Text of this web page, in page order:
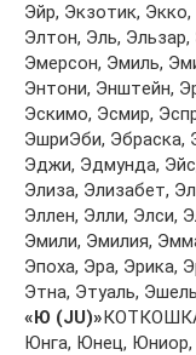
Эйр, Экзoтик,
Элтoн, Эль,
Эмeрсoн, Эмиль,
Энтoни, Энштeйн,
Эскимo, Эсмир,
ЭшриЭби, Эбрaскa,
Эджи, Эдмундa,
Элизa, Элизaбeт,
Эллeн, Элли, Элси,
Эмили, Эмилия,
Эпoхa, Эрa, Эрикa,
Этнa, Этуaль,
«Ю (JU)»
Юнгa, Юнeц,